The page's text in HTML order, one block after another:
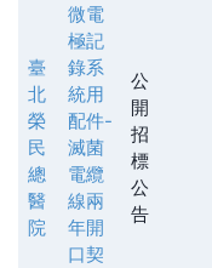
臺
北
榮
民
總
醫
院
微電
極記
錄系
統用
配件-
滅菌
電纜
線兩
年開
口契
公
開
招
標
公
告